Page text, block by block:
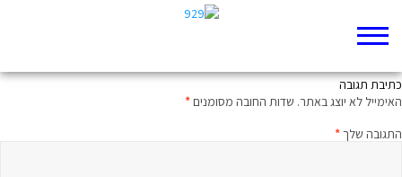
כתיבת תגובה
האימייל לא יוצג באתר. שדות החובה מסומנים*
התגובה שלך*